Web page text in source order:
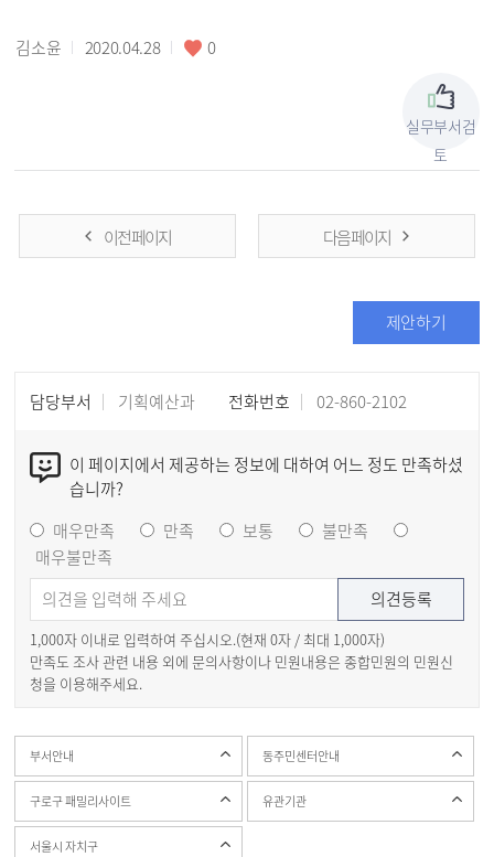
서, 동물들에게 비교적 좋은 냄새와 형태를 하고 있어 잘못 섭취하는 사
고가 빈번히 일어나고 있습니다. 유박비료에는 리신이라는 맹독물질을
포함하고있어 사람에게도 좋지않다고 알려져 있습니다. 때문에 동물들
에게는 치명적으로 위험하다고 합니다. 하지만 제대로 된 안내가 없어
많은 반려인들이 불안에 떨고 있으며, 현재 이 유박비료의 생산과 사용
비료 사용 여부에 대해 해당 자리에 현수막을 달거나, 구로구 홈페이지
를 통해서라도 사용된 위치를 안내해주어 사전에 사고를 방지할 수 있
김소윤 2020.04.28 0
실무부서검
토
이전 페이지 다음 페이지
제안하기
담당부서 기획예산과 전화번호 02-860-2102
이 페이지에서 제공하는 정보에 대하여 어느 정도 만족하셨
습니까?
매우만족
만족 보통
불만족
매우불만족
1,000자 이내로 입력하여 주십시오.(현재 0자 / 최대 1,000자)
만족도 조사 관련 내용 외에 문의사항이나 민원내용은 종합민원의 민원신
청을 이용해주세요.
부서안내 동주민센터안내
구로구 패밀리사이트 유관기관
서울시 자치구